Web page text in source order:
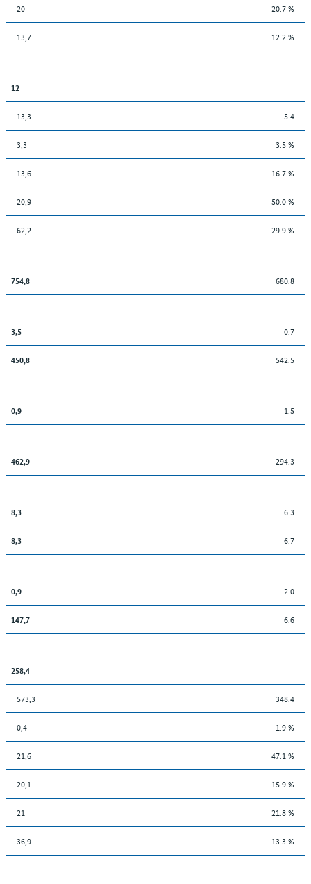
20 20.7 %
13,7 12.2 %
12
13,3 5.4
3,3 3.5 %
13,6 16.7 %
20,9 50.0 %
62,2 29.9 %
754,8 680.8
3,5 0.7
450,8 542.5
0,9 1.5
462,9 294.3
8,3 6.3
8,3 6.7
0,9 2.0
147,7 6.6
258,4
573,3 348.4
0,4 1.9 %
21,6 47.1 %
20,1 15.9 %
21 21.8 %
36,9 13.3 %